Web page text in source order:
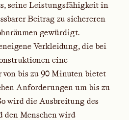
seine Leistungsfähigkeit in
Beitrag zu sichereren
gewürdigt.
Verkleidung, die bei
eine
von bis zu 90 Minuten bietet
Anforderungen um bis zu
wird die Ausbreitung des
den Menschen wird